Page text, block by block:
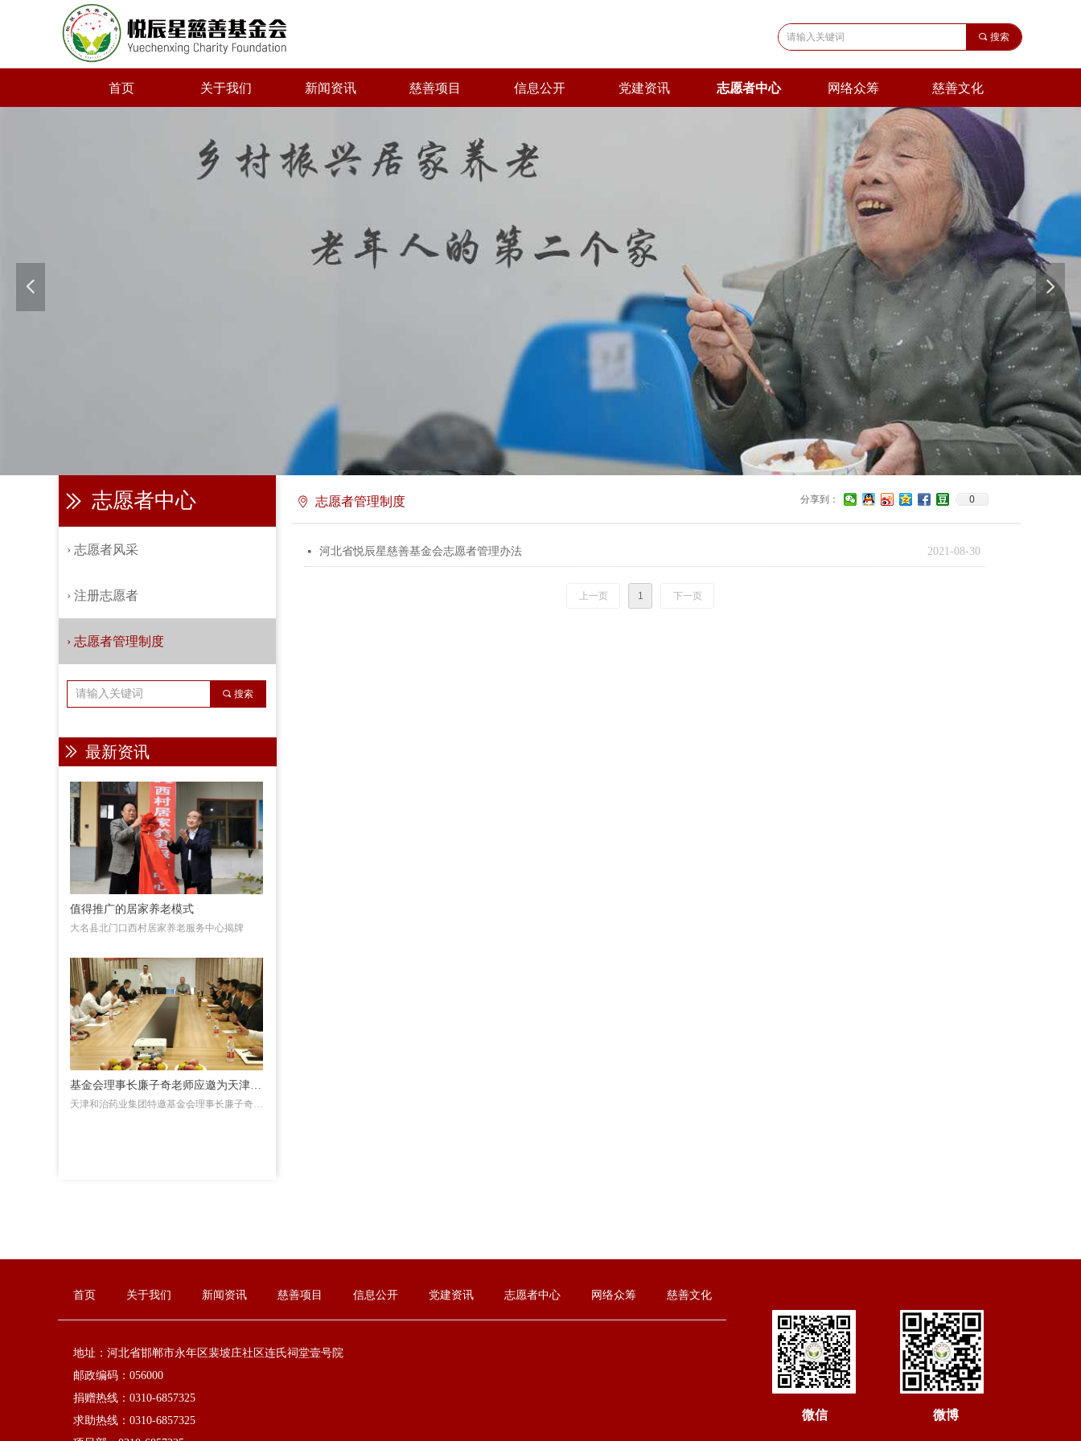
끠 搜索
넳 넲
首页 关于我们 新闻资讯 慈善项目 信息公开 党建资讯 志愿者中心 网络众筹 慈善文化
ꅀ 最新资讯
值得推广的居家养老模式
大名县北门口西村居家养老服务中心揭牌
基金会理事长廉子奇老师应邀为天津和
治药业集团高层授课
天津和治药业集团特邀基金会理事长廉子奇老
끠 搜索
› 志愿者风采
› 注册志愿者
› 志愿者管理制度
ꅀ 志愿者中心 ꄹ 志愿者管理制度 分享到： 0
2021-08-30
넷 河北省悦辰星慈善基金会志愿者管理办法
上一页 1 下一页
首页 关于我们 新闻资讯 慈善项目 信息公开 党建资讯 志愿者中心 网络众筹 慈善文化
地址：河北省邯郸市永年区裴坡庄社区连氏祠堂壹号院
邮政编码：056000
捐赠热线：0310-6857325
求助热线：0310-6857325
微信 微博